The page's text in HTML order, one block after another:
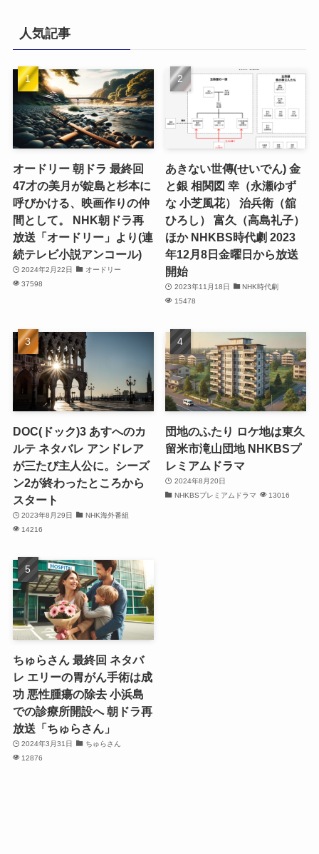
人気記事
オードリー 朝ドラ 最終回
47才の美月が錠島と杉本に
呼びかける、映画作りの仲
間として。 NHK朝ドラ再
放送「オードリー」より(連
続テレビ小説アンコール)
2024年2月22日
オードリー
37598
あきない世傳(せいでん) 金
と銀 相関図 幸（永瀬ゆず
な 小芝風花） 治兵衛（舘
ひろし） 富久（高島礼子）
ほか NHKBS時代劇 2023
年12月8日金曜日から放送
開始
2023年11月18日
NHK時代劇
15478
DOC(ドック)3 あすへのカ
ルテ ネタバレ アンドレア
が三たび主人公に。シーズ
ン2が終わったところから
スタート
2023年8月29日
NHK海外番組
14216
団地のふたり ロケ地は東久
留米市滝山団地 NHKBSプ
レミアムドラマ
2024年8月20日
NHKBSプレミアムドラマ
13016
ちゅらさん 最終回 ネタバ
レ エリーの胃がん手術は成
功 悪性腫瘍の除去 小浜島
での診療所開設へ 朝ドラ再
放送「ちゅらさん」
2024年3月31日
ちゅらさん
12876